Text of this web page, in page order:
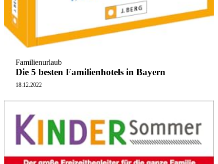
Familienurlaub
Die 5 besten Familienhotels in Bayern
18.12.2022